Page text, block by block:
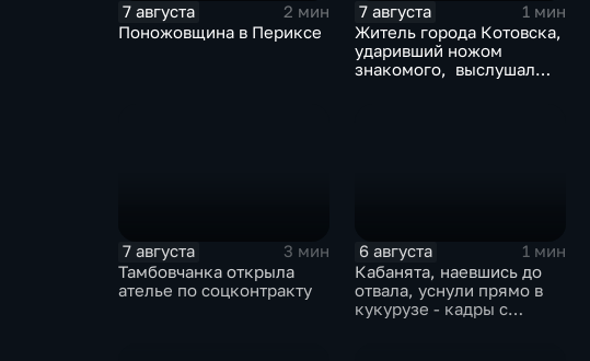
7 августа
2 мин
Поножовщина в Периксе
7 августа
1 мин
Житель города Котовска,
ударивший ножом
знакомого, выслушал
7 августа
3 мин
Тамбовчанка открыла
ателье по соцконтракту
6 августа
1 мин
Кабанята, наевшись до
отвала, уснули прямо в
кукурузе - кадры с